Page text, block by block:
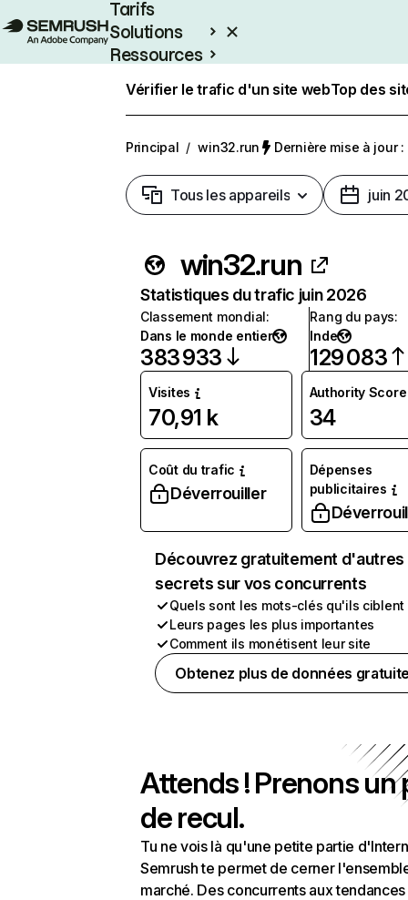
Tarifs
Solutions
Ressources
Vérifier le trafic d'un site webTop des
Principal / win32.run Dernière mise à jour
Tous les appareils juin
win32.run
Statistiques du trafic juin 2026
Classement mondial:
Dans le monde entier
383 933
Rang du pays:
Inde
129 083
Visites
70,91 k
Authority Score
34
Coût du trafic
Déverrouiller
Dépenses
publicitaires
Découvrez gratuitement d'autres
secrets sur vos concurrents
Quels sont les mots-clés qu'ils ciblent
Leurs pages les plus importantes
Comment ils monétisent leur site
Obtenez plus de données
Attends ! Prenons un
de recul.
Tu ne vois là qu'une petite partie
Semrush te permet de cerner
marché. Des concurrents aux